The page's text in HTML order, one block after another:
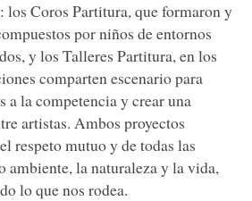
los Coros Partitura, que formaron y
por niños de entornos
y los Talleres Partitura, en los
comparten escenario para
a la competencia y crear una
artistas. Ambos proyectos
respeto mutuo y de todas las
ambiente, la naturaleza y la vida,
lo que nos rodea.